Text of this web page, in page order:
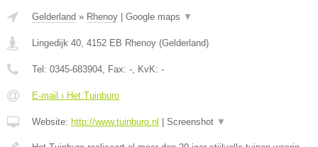
Gelderland » Rhenoy Google maps ▼
Lingedijk 40 4152 EB Rhenoy (Gelderland)
Tel: 0345-683904 , Fax: - , KvK: -
E-mail › Het Tuinburo
Website: http://www.tuinburo.nl Screenshot ▼